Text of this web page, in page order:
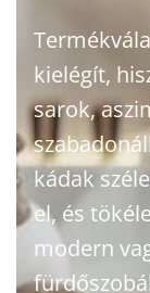
kielégít,
sarok,
kádak
el, és
modern